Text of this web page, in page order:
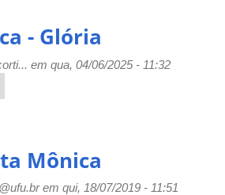
- Glória
em qua, 04/06/2025 - 11:32
Mônica
em qui, 18/07/2019 - 11:51